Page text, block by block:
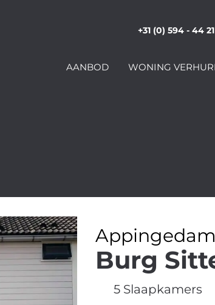
+31 (0) 594 - 44 21
AANBOD WONING
Appingedam
Burg
5 Slaapkamers